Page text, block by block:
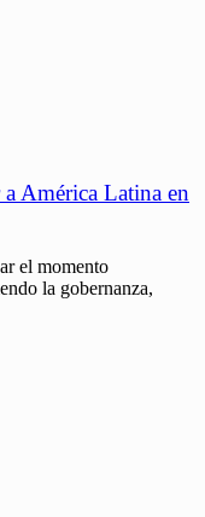
América Latina en
el momento
la gobernanza,